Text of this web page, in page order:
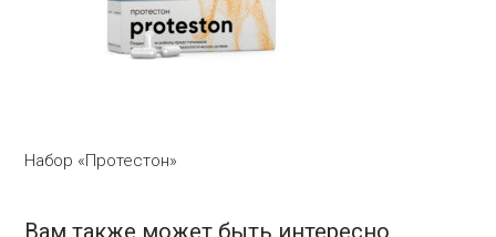
Набор «Протестон»
Вам также может быть интересно